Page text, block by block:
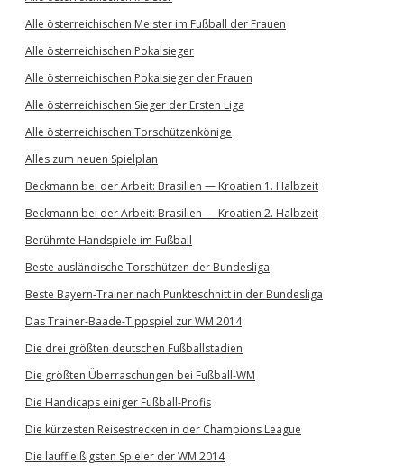
Alle österreichischen Meister im Fußball der Frauen
Alle österreichischen Pokalsieger
Alle österreichischen Pokalsieger der Frauen
Alle österreichischen Sieger der Ersten Liga
Alle österreichischen Torschützenkönige
Alles zum neuen Spielplan
Beckmann bei der Arbeit: Brasilien — Kroatien 1. Halbzeit
Beckmann bei der Arbeit: Brasilien — Kroatien 2. Halbzeit
Berühmte Handspiele im Fußball
Beste ausländische Torschützen der Bundesliga
Beste Bayern-Trainer nach Punkteschnitt in der Bundesliga
Das Trainer-Baade-Tippspiel zur WM 2014
Die drei größten deutschen Fußballstadien
Die größten Überraschungen bei Fußball-WM
Die Handicaps einiger Fußball-Profis
Die kürzesten Reisestrecken in der Champions League
Die lauffleißigsten Spieler der WM 2014